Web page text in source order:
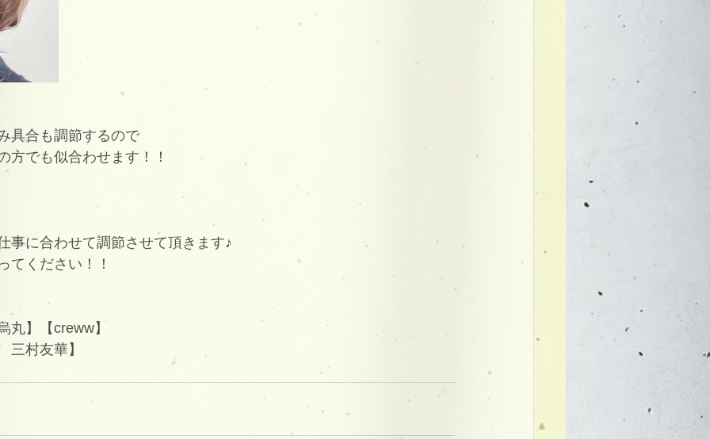
具合も調節するので
方でも似合わせます！！
事に合わせて調節させて頂きます♪
てください！！
丸】【creww】
三村友華】